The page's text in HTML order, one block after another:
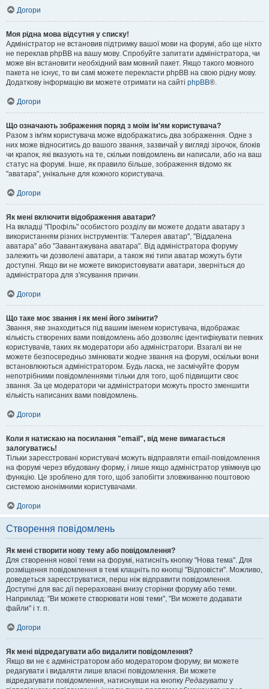
Догори
Моя рідна мова відсутня у списку!
Адміністратор не встановив підтримку вашої мови на форумі, або ще ніхто
не переклав phpBB на вашу мову. Спробуйте запитати адміністратора, чи
може він встановити необхідний вам мовний пакет. Якщо такого мовного
пакета не існує, то ви самі можете перекласти phpBB на свою рідну мову.
Додаткову інформацію ви можете отримати на сайті phpBB®.
Догори
Що означають зображення поряд з моїм ім'ям користувача?
Разом з ім'ям користувача може відображатись два зображення. Одне з
них може відноситись до вашого звання, зазвичай у вигляді зірочок, блоків
чи крапок, які вказують на те, скільки повідомлень ви написали, або на ваш
статус на форумі. Інше, як правило більше, зображення відомо як
"аватара", унікальне для кожного користувача.
Догори
Як мені включити відображення аватари?
На вкладці "Профіль" особистого розділу ви можете додати аватару з
використанням різних інструментів: "Галерея аватар", "Віддалена
аватара" або "Завантажувана аватара". Від адміністратора форуму
залежить чи дозволені аватари, а також які типи аватар можуть бути
доступні. Якщо ви не можете використовувати аватари, зверніться до
адміністратора для з'ясування причин.
Догори
Що таке моє звання і як мені його змінити?
Звання, яке знаходиться під вашим іменем користувача, відображає
кількість створених вами повідомлень або дозволяє ідентифікувати певних
користувачів, таких як модератори або адміністратори. Взагалі ви не
можете безпосередньо змінювати жодне звання на форумі, оскільки вони
встановлюються адміністратором. Будь ласка, не засмічуйте форум
непотрібними повідомленнями тільки для того, щоб підвищити своє
звання. За це модератори чи адміністратори можуть просто зменшити
кількість написаних вами повідомлень.
Догори
Коли я натискаю на посилання "email", від мене вимагається
залогуватись!
Тільки зареєстровані користувачі можуть відправляти email-повідомлення
на форумі через вбудовану форму, і лише якщо адміністратор увімкнув цю
функцію. Це зроблено для того, щоб запобігти зловживанню поштовою
системою анонімними користувачами.
Догори
Створення повідомлень
Як мені створити нову тему або повідомлення?
Для створення нової теми на форумі, натисніть кнопку "Нова тема". Для
розміщення повідомлення в темі клацніть по кнопці "Відповісти". Можливо,
доведеться зареєструватися, перш ніж відправити повідомлення.
Доступні для вас дії перераховані внизу сторінки форуму або теми.
Наприклад: "Ви можете створювати нові теми", "Ви можете додавати
файли" і т. п.
Догори
Як мені відредагувати або видалити повідомлення?
Якщо ви не є адміністратором або модератором форуму, ви можете
редагувати і видаляти лише власні повідомлення. Ви можете
відредагувати повідомлення, натиснувши на кнопку Редагувати у